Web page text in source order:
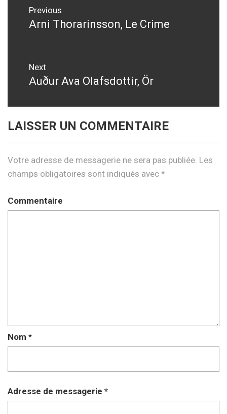
Navigation
Previous
Previous
Arni Thorarinsson, Le Crime
Next
Next
Auður Ava Olafsdottir, Ör
LAISSER UN COMMENTAIRE
Votre adresse de messagerie ne sera pas publiée. Les
champs obligatoires sont indiqués avec *
Commentaire
Nom *
Adresse de messagerie *